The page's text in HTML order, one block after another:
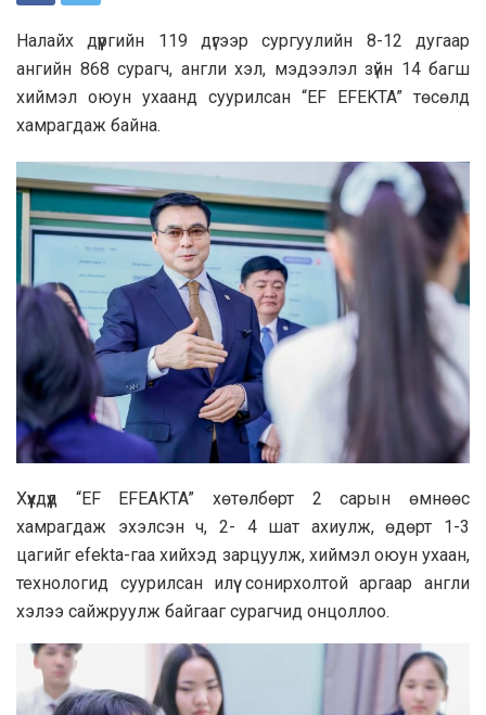
Налайх дүүргийн 119 дүгээр сургуулийн 8-12 дугаар
ангийн 868 сурагч, англи хэл, мэдээлэл зүйн 14 багш
хиймэл оюун ухаанд суурилсан “EF EFEKTA” төсөлд
хамрагдаж байна.
Хүүхдүүд “EF EFEAKTA” хөтөлбөрт 2 сарын өмнөөс
хамрагдаж эхэлсэн ч, 2- 4 шат ахиулж, өдөрт 1-3
цагийг efekta-гаа хийхэд зарцуулж, хиймэл оюун ухаан,
технологид суурилсан илүү сонирхолтой аргаар англи
хэлээ сайжруулж байгааг сурагчид онцоллоо.